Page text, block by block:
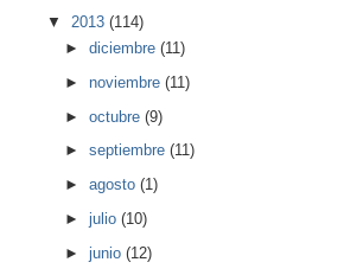
▼ 2013 (114)
►diciembre(11)
►noviembre(11)
►octubre(9)
►septiembre(11)
►agosto(1)
►julio(10)
►junio(12)